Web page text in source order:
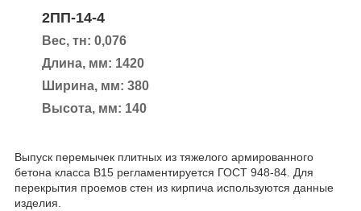
2ПП-14-4
Вес, тн: 0,076
Длина, мм: 1420
Ширина, мм: 380
Высота, мм: 140
Выпуск перемычек плитных из тяжелого армированного
бетона класса В15 регламентируется ГОСТ 948-84. Для
перекрытия проемов стен из кирпича используются данные
изделия.